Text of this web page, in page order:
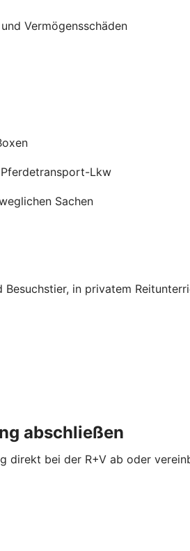
Vermögensschäden
Lkw
Sachen
in privatem
abschließen
direkt bei der R+V ab oder